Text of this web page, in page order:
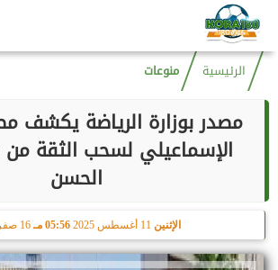
الرئيسية منوعات
مصدر بوزارة الرياضة يكشف
الإسماعيلي لسحب الثقة
الحسن
الإثنين 05:56 مـ 16 صفر 1447